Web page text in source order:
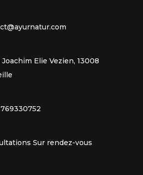
Joachim Elie Vezien, 13008
Sur rendez-vous